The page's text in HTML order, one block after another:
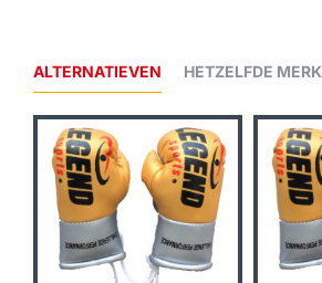
ALTERNATIEVEN HETZELFDE MERK